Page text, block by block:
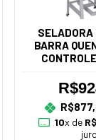
SELADORA
BARRA
10x de